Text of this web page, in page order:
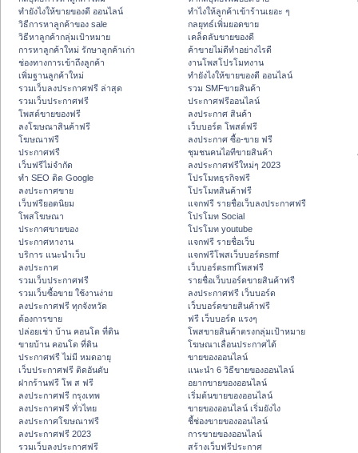
ทํายังไงให้ขายของดี ออนไลน์
วิธีการหาลูกค้าของ sale
วิธีหาลูกค้ากลุ่มเป้าหมาย
การหาลูกค้าใหม่ รักษาลูกค้าเก่า
ช่องทางการเข้าถึงลูกค้า
เพิ่มฐานลูกค้าใหม่
รวมเว็บลงประกาศฟรี ล่าสุด
รวมเว็บประกาศฟรี
โพสต์ขายของฟรี
ลงโฆษณาสินค้าฟรี
โฆษณาฟรี
ประกาศฟรี
เว็บฟรีไม่จำกัด
ทำ SEO ติด Google
ลงประกาศขาย
เว็บฟรียอดนิยม
โพสโฆษณา
ประกาศขายของ
ประกาศหางาน
บริการ แนะนำเว็บ
ลงประกาศ
รวมเว็บประกาศฟรี
รวมเว็บซื้อขาย ใช้งานง่าย
ลงประกาศฟรี ทุกจังหวัด
ต้องการขาย
ปล่อยเช่า บ้าน คอนโด ที่ดิน
ขายบ้าน คอนโด ที่ดิน
ประกาศฟรี ไม่มี หมดอายุ
เว็บประกาศฟรี ติดอันดับ
ฝากร้านฟรี โพ ส ฟรี
ลงประกาศฟรี กรุงเทพ
ลงประกาศฟรี ทั่วไทย
ลงประกาศโฆษณาฟรี
ลงประกาศฟรี 2023
รวมเว็บลงประกาศฟรี
ทําไงให้ลูกค้าเข้าร้านเยอะ ๆ
กลยุทธ์เพิ่มยอดขาย
เคล็ดลับขายของดี
ค้าขายไม่ดีทำอย่างไรดี
งานโพสโปรโมทงาน
ทํายังไงให้ขายของดี ออนไลน์
รวม SMFขายสินค้า
ประกาศฟรีออนไลน์
ลงประกาศ สินค้า
เว็บบอร์ด โพสต์ฟรี
ลงประกาศ ซื้อ-ขาย ฟรี
ชุมชนคนไอทีขายสินค้า
ลงประกาศฟรีใหม่ๆ 2023
โปรโมทธุรกิจฟรี
โปรโมทสินค้าฟรี
แจกฟรี รายชื่อเว็บลงประกาศฟรี
โปรโมท Social
โปรโมท youtube
แจกฟรี รายชื่อเว็บ
แจกฟรีโพสเว็บบอร์ดsmf
เว็บบอร์ดsmfโพสฟรี
รายชื่อเว็บบอร์ดขายสินค้าฟรี
ลงประกาศฟรี เว็บบอร์ด
เว็บบอร์ดขายสินค้าฟรี
ฟรี เว็บบอร์ด แรงๆ
โพสขายสินค้าตรงกลุ่มเป้าหมาย
โฆษณาเลื่อนประกาศได้
ขายของออนไลน์
แนะนำ 6 วิธีขายของออนไลน์
อยากขายของออนไลน์
เริ่มต้นขายของออนไลน์
ขายของออนไลน์ เริ่มยังไง
ชี้ช่องขายของออนไลน์
การขายของออนไลน์
สร้างเว็บฟรีประกาศ